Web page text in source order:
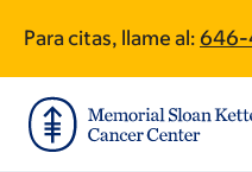
main
content
footer
Para citas, llame al: 646-